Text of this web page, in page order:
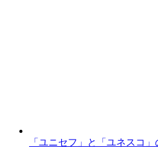
「ユニセフ」と「ユネスコ」